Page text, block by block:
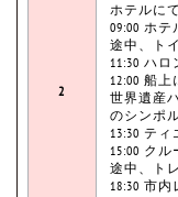
2
ホテルに
09:00 ホテ
途中、ト
11:30 ハ
12:00 船
世界遺産
のシンポ
13:30 テ
15:00 ク
途中、ト
18:30 市